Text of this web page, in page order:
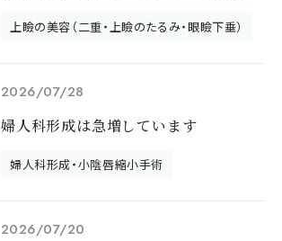
上瞼の美容（二重・上瞼のたるみ・眼瞼下垂）
2026/07/28
婦人科形成は急増しています
婦人科形成・小陰唇縮小手術
2026/07/20